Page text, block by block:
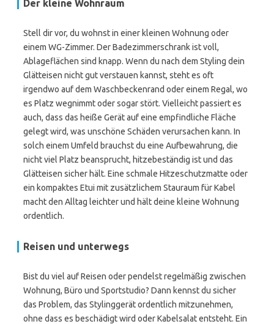
Der kleine Wohnraum
Stell dir vor, du wohnst in einer kleinen Wohnung oder
einem WG-Zimmer. Der Badezimmerschrank ist voll,
Ablageflächen sind knapp. Wenn du nach dem Styling dein
Glätteisen nicht gut verstauen kannst, steht es oft
irgendwo auf dem Waschbeckenrand oder einem Regal, wo
es Platz wegnimmt oder sogar stört. Vielleicht passiert es
auch, dass das heiße Gerät auf eine empfindliche Fläche
gelegt wird, was unschöne Schäden verursachen kann. In
solch einem Umfeld brauchst du eine Aufbewahrung, die
nicht viel Platz beansprucht, hitzebeständig ist und das
Glätteisen sicher hält. Eine schmale Hitzeschutzmatte oder
ein kompaktes Etui mit zusätzlichem Stauraum für Kabel
macht den Alltag leichter und hält deine kleine Wohnung
ordentlich.
Reisen und unterwegs
Bist du viel auf Reisen oder pendelst regelmäßig zwischen
Wohnung, Büro und Sportstudio? Dann kennst du sicher
das Problem, das Stylinggerät ordentlich mitzunehmen,
ohne dass es beschädigt wird oder Kabelsalat entsteht. Ein